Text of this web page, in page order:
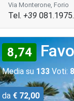
Via Monterone, Forio
Tel. +39
8,74
Media su 133 Voti:
da € 72,00